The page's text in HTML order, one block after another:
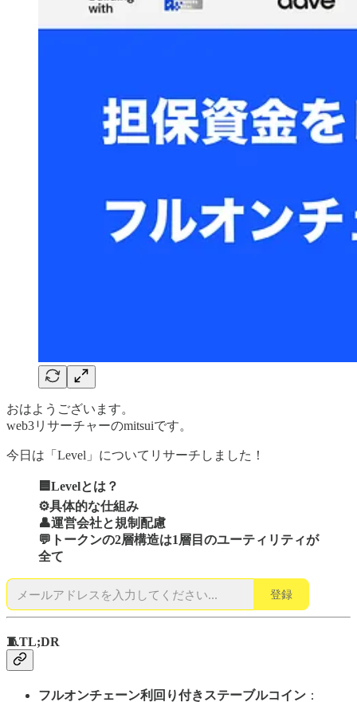
おはようございます。
web3リサーチャーのmitsuiです。
今日は「Level」についてリサーチしました！
🟦Levelとは？
⚙️具体的な仕組み
👤運営会社と規制配慮
💬トークンの2層構造は1層目のユーティリティが
全て
登録
🧵TL;DR
フルオンチェーン利回り付きステーブルコイン ：